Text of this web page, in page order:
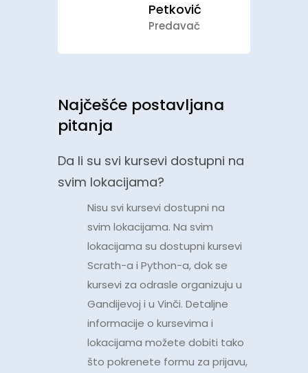
Petković
Predavač
Najčešće postavljana
pitanja
Da li su svi kursevi dostupni na
svim lokacijama?
Nisu svi kursevi dostupni na
svim lokacijama. Na svim
lokacijama su dostupni kursevi
Scrath-a i Python-a, dok se
kursevi za odrasle organizuju u
Gandijevoj i u Vinči. Detaljne
informacije o kursevima i
lokacijama možete dobiti tako
što pokrenete formu za prijavu,